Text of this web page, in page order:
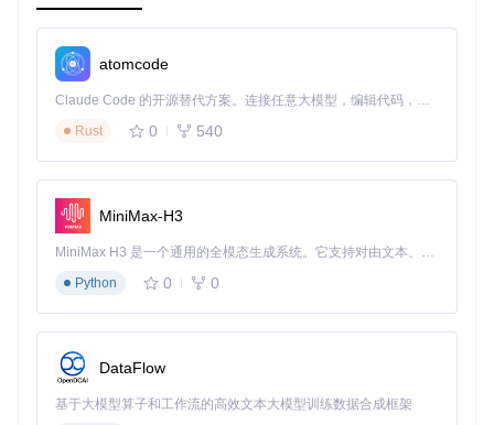
atomcode
Claude Code 的开源替代方案。连接任意大模型，编辑代码，运行命令，自动验证 — 全自动执行。用 Rust 构建，极致性能。 ｜ An open-source alternative to Claude Code. Connect any LLM, edit code, run commands, and verify changes — autonomously. Built in Rust for speed. Get Started
Rust
0 540
MiniMax-H3
MiniMax H3 是一个通用的全模态生成系统。它支持对由文本、图像、视频和音频组成的多模态上下文进行统一理解，并能生成分辨率高达 2K、时长可达 15 秒的带原生立体声音频的视频。得益于面向任务泛化的系统设计，H3 在预训练阶段就已具备广泛的多模态上下文理解与生成能力，能够出色地执行复杂的多模态指令。
Python
0 0
DataFlow
基于大模型算子和工作流的高效文本大模型训练数据合成框架